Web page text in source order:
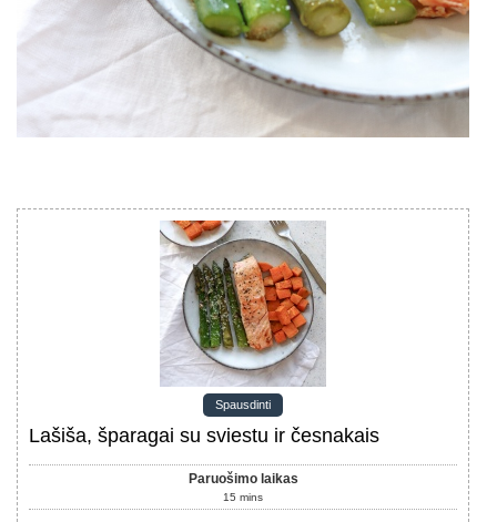
Spausdinti
Lašiša, šparagai su sviestu ir česnakais
Paruošimo laikas
15 mins